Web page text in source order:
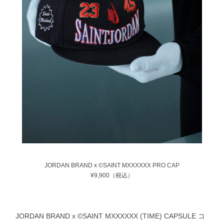
JORDAN BRAND x ©SAINT MXXXXXX PRO CAP
¥9,900（税込）
JORDAN BRAND x ©SAINT MXXXXXX (TIME) CAPSULE コ